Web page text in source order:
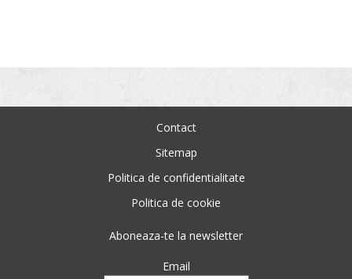
Contact
Sitemap
Politica de confidentialitate
Politica de cookie
Aboneaza-te la newsletter
Email